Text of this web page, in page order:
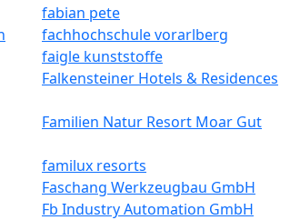
fabian pete
fachhochschule vorarlberg
faigle kunststoffe
Falkensteiner Hotels & Residences
Familien Natur Resort Moar Gut
familux resorts
Faschang Werkzeugbau GmbH
Fb Industry Automation GmbH